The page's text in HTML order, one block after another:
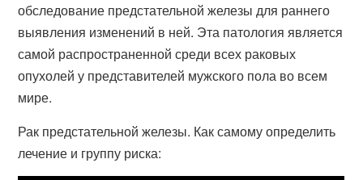
обследование предстательной железы для раннего
выявления изменений в ней. Эта патология является
самой распространенной среди всех раковых
опухолей у представителей мужского пола во всем
мире.
Рак предстательной железы. Как самому определить
лечение и группу риска: